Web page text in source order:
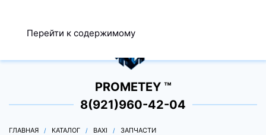
Перейти к содержимому
0
PROMETEY ™
8(921)960-42-04
ГЛАВНАЯ КАТАЛОГ BAXI ЗАПЧАСТИ